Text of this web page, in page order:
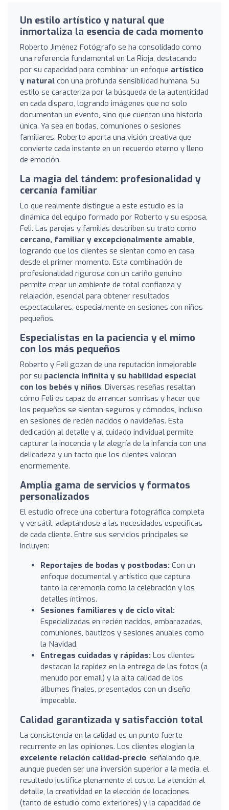
Un estilo artístico y natural que
inmortaliza la esencia de cada momento
Roberto Jiménez Fotógrafo se ha consolidado como
una referencia fundamental en La Rioja, destacando
por su capacidad para combinar un enfoque artístico
y natural con una profunda sensibilidad humana. Su
estilo se caracteriza por la búsqueda de la autenticidad
en cada disparo, logrando imágenes que no solo
documentan un evento, sino que cuentan una historia
única. Ya sea en bodas, comuniones o sesiones
familiares, Roberto aporta una visión creativa que
convierte cada instante en un recuerdo eterno y lleno
de emoción.
La magia del tándem: profesionalidad y
cercanía familiar
Lo que realmente distingue a este estudio es la
dinámica del equipo formado por Roberto y su esposa,
Feli. Las parejas y familias describen su trato como
cercano, familiar y excepcionalmente amable,
logrando que los clientes se sientan como en casa
desde el primer momento. Esta combinación de
profesionalidad rigurosa con un cariño genuino
permite crear un ambiente de total confianza y
relajación, esencial para obtener resultados
espectaculares, especialmente en sesiones con niños
pequeños.
Especialistas en la paciencia y el mimo
con los más pequeños
Roberto y Feli gozan de una reputación inmejorable
por su paciencia infinita y su habilidad especial
con los bebés y niños. Diversas reseñas resaltan
cómo Feli es capaz de arrancar sonrisas y hacer que
los pequeños se sientan seguros y cómodos, incluso
en sesiones de recién nacidos o navideñas. Esta
dedicación al detalle y al cuidado individual permite
capturar la inocencia y la alegría de la infancia con una
delicadeza y un tacto que los clientes valoran
enormemente.
Amplia gama de servicios y formatos
personalizados
El estudio ofrece una cobertura fotográfica completa
y versátil, adaptándose a las necesidades específicas
de cada cliente. Entre sus servicios principales se
incluyen:
Reportajes de bodas y postbodas: Con un
enfoque documental y artístico que captura
tanto la ceremonia como la celebración y los
detalles íntimos.
Sesiones familiares y de ciclo vital:
Especializadas en recién nacidos, embarazadas,
comuniones, bautizos y sesiones anuales como
la Navidad.
Entregas cuidadas y rápidas: Los clientes
destacan la rapidez en la entrega de las fotos (a
menudo por email) y la alta calidad de los
álbumes finales, presentados con un diseño
impecable.
Calidad garantizada y satisfacción total
La consistencia en la calidad es un punto fuerte
recurrente en las opiniones. Los clientes elogian la
excelente relación calidad-precio, señalando que,
aunque pueden ser una inversión superior a la media, el
resultado justifica plenamente el coste. La atención al
detalle, la creatividad en la elección de locaciones
(tanto de estudio como exteriores) y la capacidad de